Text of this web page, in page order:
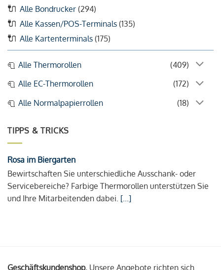
Alle Bondrucker (294)
Alle Kassen/POS-Terminals (135)
Alle Kartenterminals (175)
Alle Thermorollen
(409)
Alle EC-Thermorollen
(172)
Alle Normalpapierrollen
(18)
TIPPS & TRICKS
Rosa im Biergarten
Bewirtschaften Sie unterschiedliche Ausschank- oder
Servicebereiche? Farbige Thermorollen unterstützen Sie
und Ihre Mitarbeitenden dabei. [...]
Geschäftskundenshop. Unsere Angebote richten sich